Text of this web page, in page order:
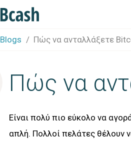
Blogs Πώς να ανταλλάξετε
Πώς να
Είναι πολύ πιο εύκολο να
απλή. Πολλοί πελάτες θέλουν